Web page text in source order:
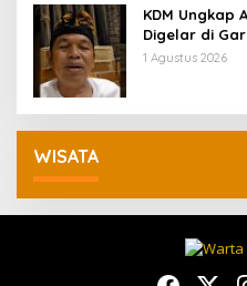
KDM Ungkap
Digelar di
1 Agustus 2026
WISATA